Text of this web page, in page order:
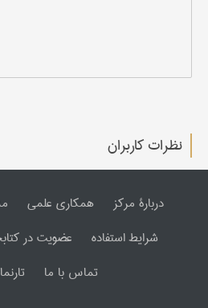
نظرات کاربران
دربارۀ مرکز همکاری علمی
شرایط استفاده
عضویت در
تماس با ما